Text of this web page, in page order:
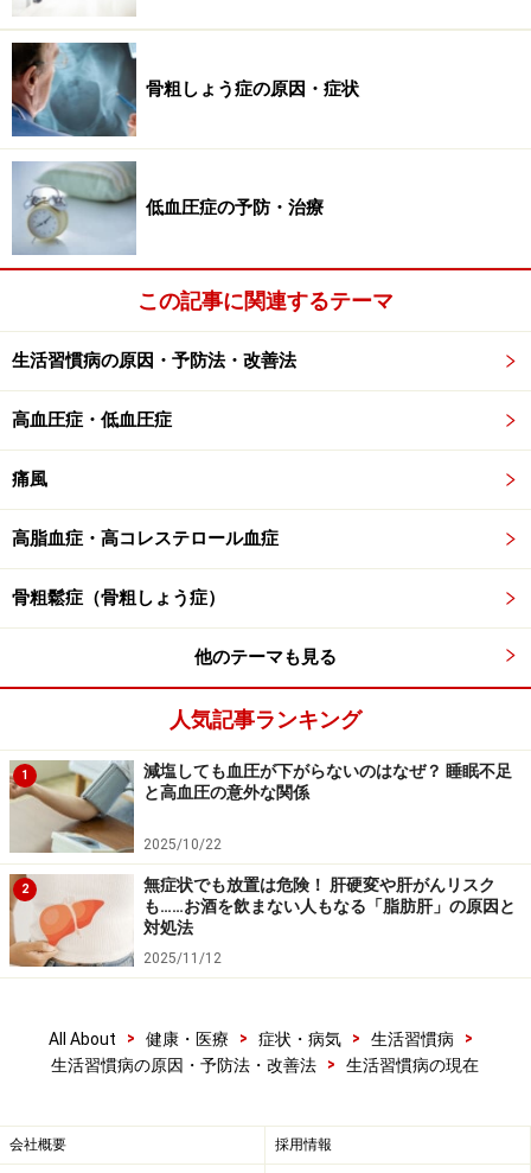
骨粗しょう症の原因・症状
低血圧症の予防・治療
この記事に関連するテーマ
生活習慣病の原因・予防法・改善法
高血圧症・低血圧症
痛風
高脂血症・高コレステロール血症
骨粗鬆症（骨粗しょう症）
他のテーマも見る
人気記事ランキング
1
減塩しても血圧が下がらないのはなぜ？ 睡眠不足
と高血圧の意外な関係
2025/10/22
2
無症状でも放置は危険！ 肝硬変や肝がんリスク
も……お酒を飲まない人もなる「脂肪肝」の原因と
対処法
2025/11/12
All About > 健康・医療 > 症状・病気 > 生活習慣病
>
生活習慣病の原因・予防法・改善法
> 生活習慣病の現在
会社概要 採用情報